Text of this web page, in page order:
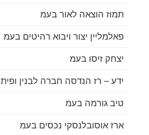
תמוז הוצאה לאור בעמ
פאלמליין יצור ויבוא רהיטים בעמ
יצחק זיסו בעמ
ידע – רז הנדסה חברה לבנין ופית
טיב גורמה בעמ
ארז אוסובלנסקי נכסים בעמ